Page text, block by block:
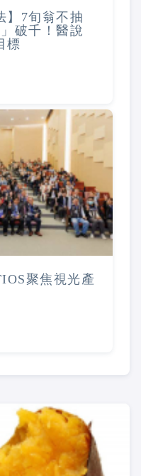
】7旬翁不抽
破千！醫說
標
聚焦視光產